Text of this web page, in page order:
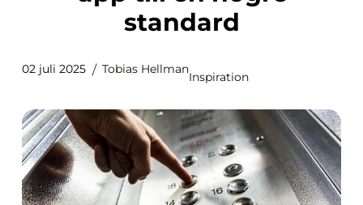
standard
02 juli 2025 Tobias Hellman
Inspiration